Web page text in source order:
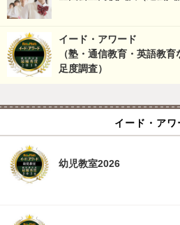
イード・アワード
（塾・通信教育・英語教
足度調査）
イード・アワ
幼児教室2026